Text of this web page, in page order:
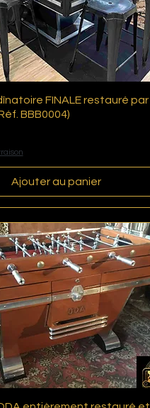
Aperçu rapide
FINALE restauré par
BBB0004)
Ajouter au panier
Aperçu rapide